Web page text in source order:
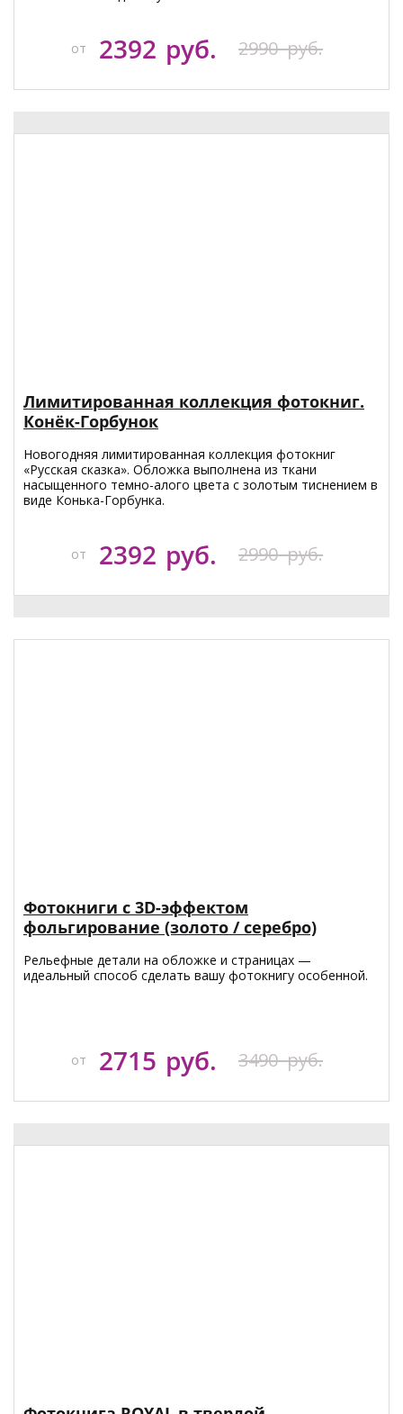
от 2392 руб. 2990 руб.
Лимитированная коллекция фотокниг.
Конёк-Горбунок
Новогодняя лимитированная коллекция фотокниг
«Русская сказка». Обложка выполнена из ткани
насыщенного темно-алого цвета с золотым тиснением в
виде Конька-Горбунка.
от 2392 руб. 2990 руб.
Фотокниги с 3D-эффектом
фольгирование (золото / серебро)
Рельефные детали на обложке и страницах —
идеальный способ сделать вашу фотокнигу особенной.
от 2715 руб. 3490 руб.